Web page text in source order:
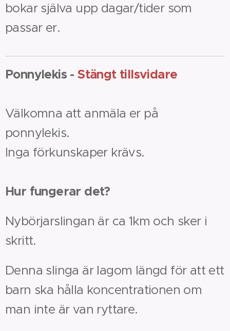
bokar själva upp dagar/tider som
passar er.
Ponnylekis -Stängt tillsvidare
Välkomna att anmäla er på
ponnylekis.
Inga förkunskaper krävs.
Hur fungerar det?
Nybörjarslingan är ca 1km och sker i
skritt.
Denna slinga är lagom längd för att ett
barn ska hålla koncentrationen om
man inte är van ryttare.